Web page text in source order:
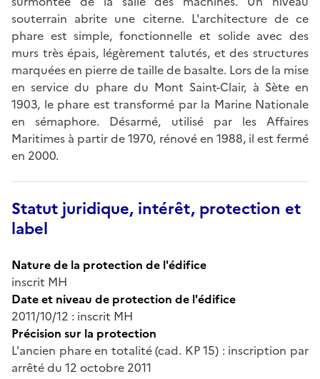
souterrain abrite une citerne. L'architecture de ce
phare est simple, fonctionnelle et solide avec des
murs très épais, légèrement talutés, et des structures
marquées en pierre de taille de basalte. Lors de la mise
en service du phare du Mont Saint-Clair, à Sète en
1903, le phare est transformé par la Marine Nationale
en sémaphore. Désarmé, utilisé par les Affaires
Maritimes à partir de 1970, rénové en 1988, il est fermé
en 2000.
Statut juridique, intérêt, protection et
label
Nature de la protection de l'édifice
inscrit MH
Date et niveau de protection de l'édifice
2011/10/12 : inscrit MH
Précision sur la protection
L'ancien phare en totalité (cad. KP 15) : inscription par
arrêté du 12 octobre 2011